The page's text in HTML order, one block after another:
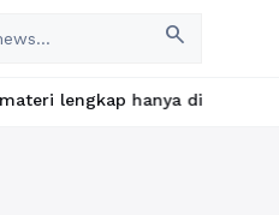
search
hanya di YukBelajar.com.